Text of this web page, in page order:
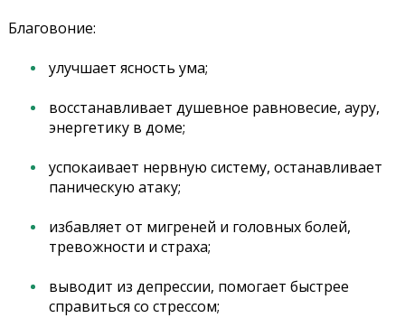
Благовоние:
улучшает ясность ума;
восстанавливает душевное равновесие, ауру,
энергетику в доме;
успокаивает нервную систему, останавливает
паническую атаку;
избавляет от мигреней и головных болей,
тревожности и страха;
выводит из депрессии, помогает быстрее
справиться со стрессом;